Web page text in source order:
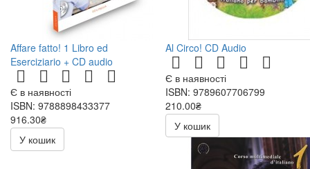
Affare fatto! 1 Libro ed
Eserciziario + CD audio
Є в наявності
ISBN: 9788898433377
916.30₴
1078.00₴
У кошик
Al Circo! CD Audio
Є в наявності
ISBN: 9789607706799
210.00₴
300.00₴
У кошик